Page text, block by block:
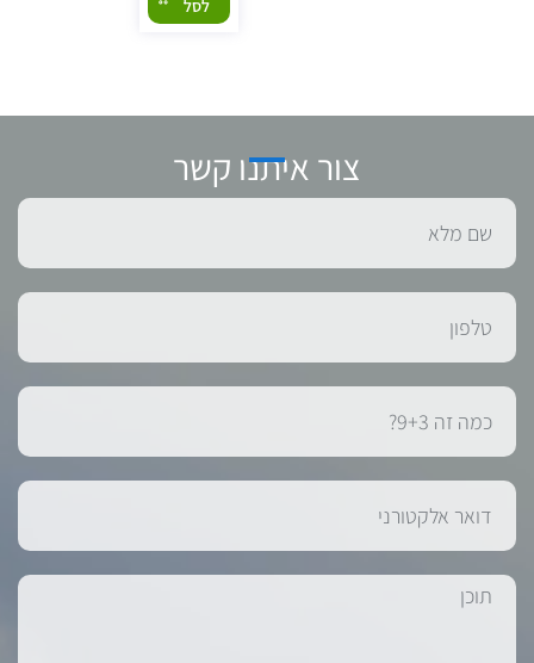
לסל
צור איתנו קשר